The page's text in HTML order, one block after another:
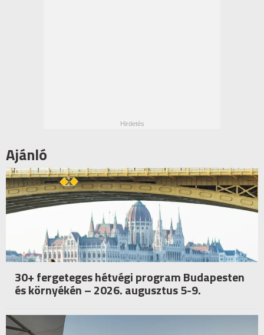
Ajánló
30+ fergeteges hétvégi program Budapesten
és környékén – 2026. augusztus 5-9.